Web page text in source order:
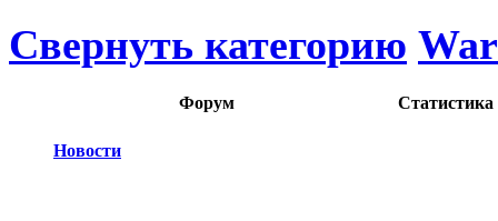
Свернуть категорию
Форум Статистика
Новости